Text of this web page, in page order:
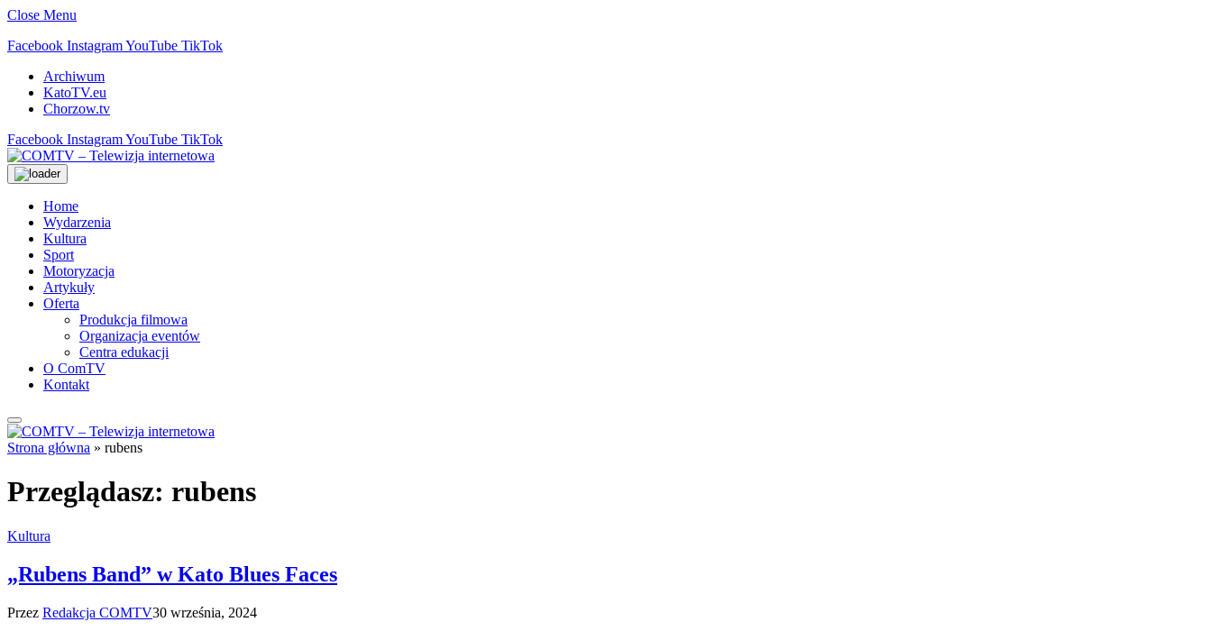
Close Menu
Facebook InstagramYouTube TikTok
Archiwum
KatoTV.eu
Chorzow.tv
Facebook InstagramYouTube TikTok
Home
Wydarzenia
Kultura
Sport
Motoryzacja
Artykuły
Oferta
Produkcja filmowa
Organizacja eventów
Centra edukacji
O ComTV
Kontakt
Strona główna » rubens
Przeglądasz: rubens
Kultura
„Rubens Band” w Kato Blues Faces
Przez Redakcja COMTV30 września, 2024